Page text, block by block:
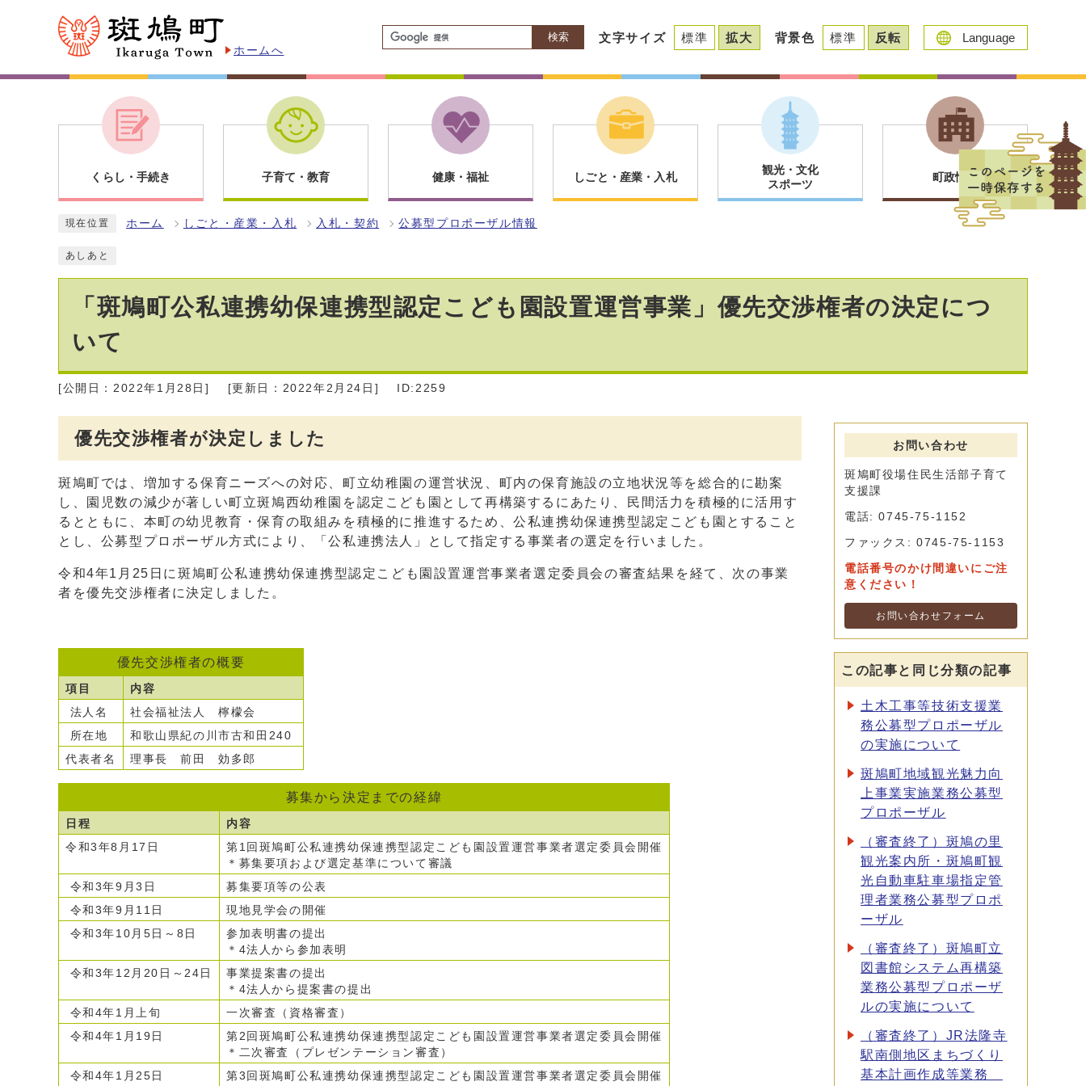
ホームへ
検索 文字サイズ 標準 拡大 背景色 標準 反転 Language
くらし・手続き 子育て・教育 健康・福祉 しごと・産業・入札
観光・文化
スポーツ
町政情報
現在位置 ホーム しごと・産業・入札 入札・契約 公募型プロポーザル情報
あしあと
「斑鳩町公私連携幼保連携型認定こども園設置運営事業」優先交渉権者の決定につ
いて
[公開日：2022年1月28日] [更新日：2022年2月24日] ID:2259
優先交渉権者が決定しました
斑鳩町では、増加する保育ニーズへの対応、町立幼稚園の運営状況、町内の保育施設の立地状況等を総合的に勘案
し、園児数の減少が著しい町立斑鳩西幼稚園を認定こども園として再構築するにあたり、民間活力を積極的に活用す
るとともに、本町の幼児教育・保育の取組みを積極的に推進するため、公私連携幼保連携型認定こども園とすること
とし、公募型プロポーザル方式により、「公私連携法人」として指定する事業者の選定を行いました。
令和4年1月25日に斑鳩町公私連携幼保連携型認定こども園設置運営事業者選定委員会の審査結果を経て、次の事業
者を優先交渉権者に決定しました。
優先交渉権者の概要
項目
内容
法人名
社会福祉法人 檸檬会
所在地
和歌山県紀の川市古和田240
代表者名
理事長 前田 効多郎
募集から決定までの経緯
日程
内容
令和3年8月17日
第1回斑鳩町公私連携幼保連携型認定こども園設置運営事業者選定委員会開催
＊募集要項および選定基準について審議
令和3年9月3日
募集要項等の公表
令和3年9月11日
現地見学会の開催
令和3年10月5日～8日
参加表明書の提出
＊4法人から参加表明
令和3年12月20日～24日
事業提案書の提出
＊4法人から提案書の提出
令和4年1月上旬
一次審査（資格審査）
令和4年1月19日
第2回斑鳩町公私連携幼保連携型認定こども園設置運営事業者選定委員会開催
＊二次審査（プレゼンテーション審査）
令和4年1月25日
第3回斑鳩町公私連携幼保連携型認定こども園設置運営事業者選定委員会開催
お問い合わせ
斑鳩町役場住民生活部子育て
支援課
電話: 0745-75-1152
ファックス: 0745-75-1153
電話番号のかけ間違いにご注
意ください！
お問い合わせフォーム
この記事と同じ分類の記事
土木工事等技術支援業
務公募型プロポーザル
の実施について
斑鳩町地域観光魅力向
上事業実施業務公募型
プロポーザル
（審査終了）斑鳩の里
観光案内所・斑鳩町観
光自動車駐車場指定管
理者業務公募型プロポ
ーザル
（審査終了）斑鳩町立
図書館システム再構築
業務公募型プロポーザ
ルの実施について
（審査終了）JR法隆寺
駅南側地区まちづくり
基本計画作成等業務